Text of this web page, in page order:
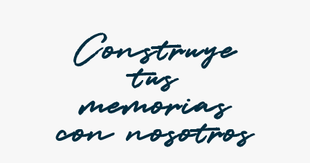
Construye
tus
memorias
con nosotros